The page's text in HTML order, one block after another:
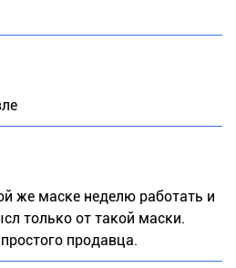
же маске неделю работать и
только от такой маски.
продавца.